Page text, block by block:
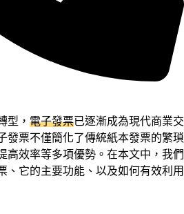
型， 電子發票已逐漸成為現代商業交
發票不僅簡化了傳統紙本發票的繁瑣
高效率等多項優勢。在本文中，我們
、它的主要功能、以及如何有效利用